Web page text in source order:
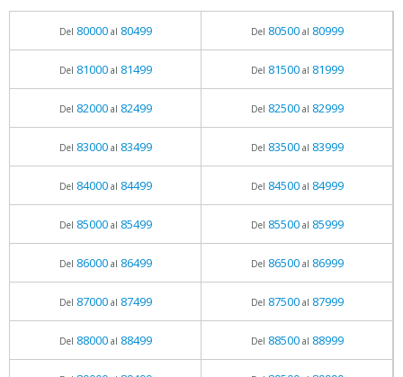
Del 80000al 80499 Del 80500al 80999
Del 81000al 81499 Del 81500al 81999
Del 82000al 82499 Del 82500al 82999
Del 83000al 83499 Del 83500al 83999
Del 84000al 84499 Del 84500al 84999
Del 85000al 85499 Del 85500al 85999
Del 86000al 86499 Del 86500al 86999
Del 87000al 87499 Del 87500al 87999
Del 88000al 88499 Del 88500al 88999